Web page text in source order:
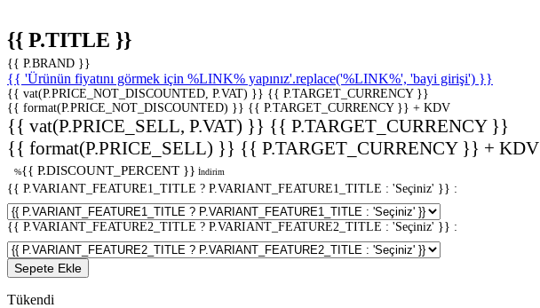
{{ P.TITLE }}
{{ P.BRAND }}
{{ 'Ürünün fiyatını görmek için %LINK% yapınız'.replace('%LINK%', 'bayi girişi') }}
{{ vat(P.PRICE_NOT_DISCOUNTED, P.VAT) }} {{ P.TARGET_CURRENCY }}
{{ format(P.PRICE_NOT_DISCOUNTED) }} {{ P.TARGET_CURRENCY }} + KDV
{{ vat(P.PRICE_SELL, P.VAT) }} {{ P.TARGET_CURRENCY }}
{{ format(P.PRICE_SELL) }} {{ P.TARGET_CURRENCY }} + KDV
%{{ P.DISCOUNT_PERCENT }} İndirim
{{ P.VARIANT_FEATURE1_TITLE ? P.VARIANT_FEATURE1_TITLE : 'Seçiniz' }} :
{{ P.VARIANT_FEATURE2_TITLE ? P.VARIANT_FEATURE2_TITLE : 'Seçiniz' }} :
Sepete Ekle
Tükendi